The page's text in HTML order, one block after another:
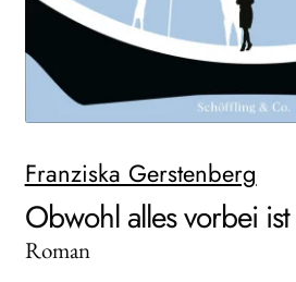
Franziska Gerstenberg
Obwohl alles vorbei ist
Roman